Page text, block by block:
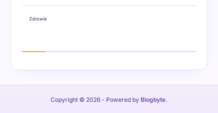
Zdrowie
Copyright © 2026 - Powered by Blogbyte.